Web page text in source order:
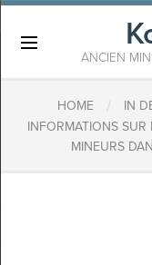
ANCIEN
HOME / IN
​INFORMATIONS
MINEURS